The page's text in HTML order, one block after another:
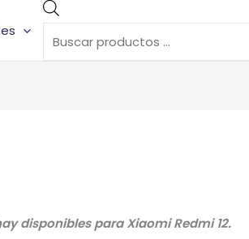
productos
disponibles para Xiaomi Redmi 12.